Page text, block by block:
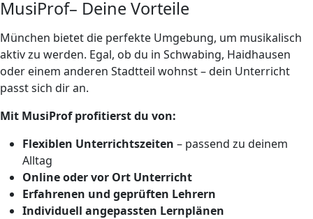
MusiProf– Deine Vorteile
München bietet die perfekte Umgebung, um musikalisch
aktiv zu werden. Egal, ob du in Schwabing, Haidhausen
oder einem anderen Stadtteil wohnst – dein Unterricht
passt sich dir an.
Mit MusiProf profitierst du von:
Flexiblen Unterrichtszeiten – passend zu deinem
Alltag
Online oder vor Ort Unterricht
Erfahrenen und geprüften Lehrern
Individuell angepassten Lernplänen